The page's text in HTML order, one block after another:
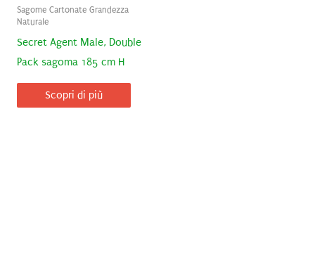
Sagome Cartonate Grandezza
Naturale
Secret Agent Male, Double
Pack sagoma 185 cm H
Scopri di più